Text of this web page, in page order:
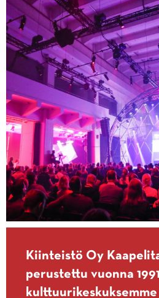
Kiinteistö Oy
perustettu vuonna